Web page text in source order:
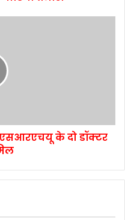
एसआरएचयू के दो डॉक्टर